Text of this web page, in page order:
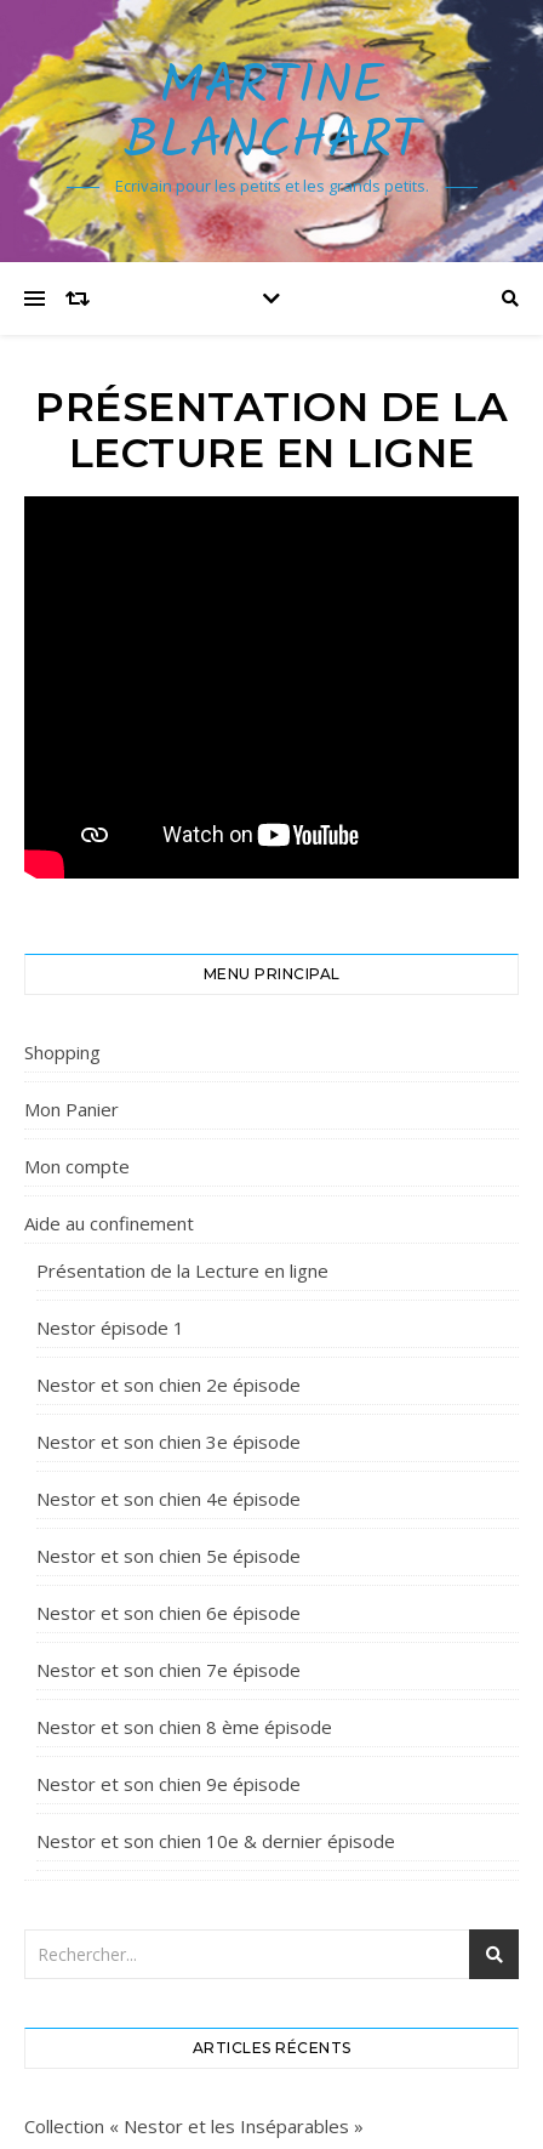
MARTINE
BLANCHART
Ecrivain pour les petits et les grands petits.
PRÉSENTATION DE LA
LECTURE EN LIGNE
MENU PRINCIPAL
Shopping
Mon Panier
Mon compte
Aide au confinement
Présentation de la Lecture en ligne
Nestor épisode 1
Nestor et son chien 2e épisode
Nestor et son chien 3e épisode
Nestor et son chien 4e épisode
Nestor et son chien 5e épisode
Nestor et son chien 6e épisode
Nestor et son chien 7e épisode
Nestor et son chien 8 ème épisode
Nestor et son chien 9e épisode
Nestor et son chien 10e & dernier épisode
ARTICLES RÉCENTS
Collection « Nestor et les Inséparables »